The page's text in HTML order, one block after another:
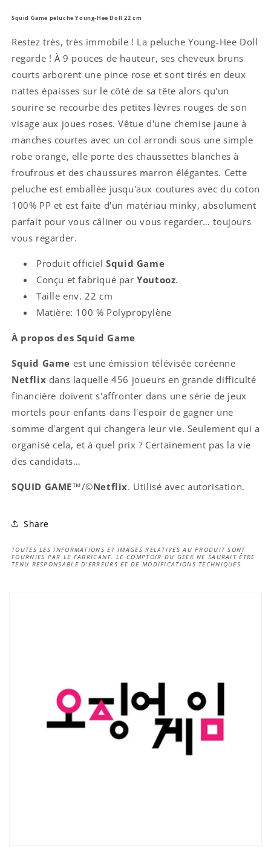
Squid Game pelucheYoung-Hee Doll22 cm
Restez très, très immobile ! La peluche Young-Hee Doll
regarde ! À 9 pouces de hauteur, ses cheveux bruns
courts arborent une pince rose et sont tirés en deux
nattes épaisses sur le côté de sa tête alors qu'un
sourire se recourbe des petites lèvres rouges de son
visage aux joues roses. Vêtue d'une chemise jaune à
manches courtes avec un col arrondi sous une simple
robe orange, elle porte des chaussettes blanches à
froufrous et des chaussures marron élégantes. Cette
peluche est emballée jusqu'aux coutures avec du coton
100% PP et est faite d'un matériau minky, absolument
parfait pour vous câliner ou vous regarder… toujours
vous regarder.
Produit officiel Squid Game
Conçu et fabriqué par Youtooz.
Taille env. 22 cm
Matière: 100 % Polypropylène
À propos des Squid Game
Squid Game est une émission télévisée coréenne
Netflix dans laquelle 456 joueurs en grande difficulté
financière doivent s'affronter dans une série de jeux
mortels pour enfants dans l'espoir de gagner une
somme d'argent qui changera leur vie. Seulement qui a
organisé cela, et à quel prix ? Certainement pas la vie
des candidats…
SQUID GAME™/©Netflix. Utilisé avec autorisation.
Share
TOUTES LES INFORMATIONS ET IMAGES RELATIVES AU PRODUIT SONT
FOURNIES PAR LE FABRICANT. LE COMPTOIR DU GEEK NE SAURAIT ÊTRE
TENU RESPONSABLE D'ERREURS ET DE MODIFICATIONS TECHNIQUES.